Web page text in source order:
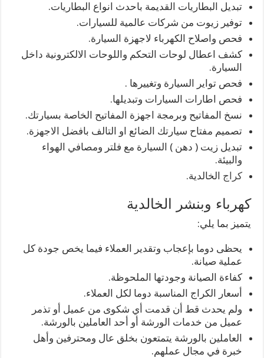
تبديل البطاريات القديمة باحدث انواع البطاريات.
توفير زيوت من شركات عالمية للسيارات.
فحص واصلاح الكهرباء لاجهزة السيارة.
كشف اعطال لوحات التحكم واللوحات الالكترونية داخل
السيارة.
فحص تواير السيارة وتغييرها .
فحص اطارات السيارات وتبديلها.
نسخ المفاتيح وبرمجة اجهزة المفاتيح الخاصة بسيارتك.
تصميم مفتاح سيارتك الضائع او التالف بافضل الاجهزة.
تبديل زيت ( دهن ) السيارة مع فلتر ومصافي الهواء
والبيئة.
كراج الخالدية.
كهرباء وبنشر الخالدية
يتميز بما يلي:
يحظى دوما بإعجاب وتقدير العملاء فيما يخص جودة كل
عملية صيانة.
كفاءة الصيانة وجودتها الملحوظة.
أسعار الكراج المناسبة دوما لكل العملاء.
ولم يحدث قط أن قدمت أي شكوى من عميل أو تذمر
عميل من خدمات الورشة أو أحد العاملين بالورشة.
العاملين بالورشة يتمتعون بخلق عال ومحترفين وأهل
خبرة في مجال عملهم.